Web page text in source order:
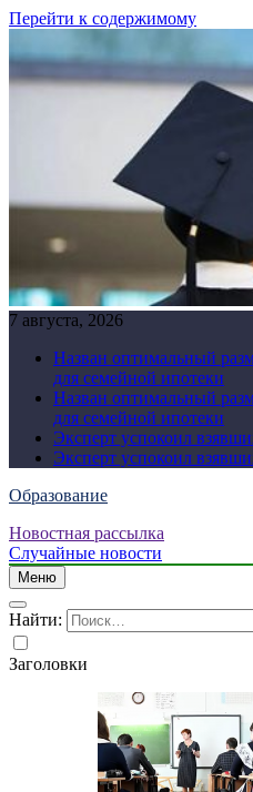
Перейти к содержимому
7 августа, 2026
Назван оптимальный
для семейной ипотеки
Назван оптимальный
для семейной ипотеки
Эксперт успокоил
Эксперт успокоил
Образование
Новостная рассылка
Случайные новости
Меню
Найти:
Заголовки